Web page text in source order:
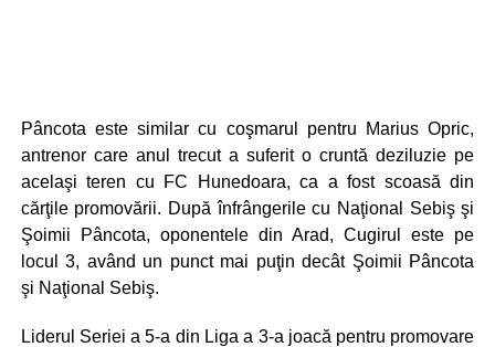
Pâncota este similar cu coşmarul pentru Marius Opric,
antrenor care anul trecut a suferit o cruntă deziluzie pe
acelaşi teren cu FC Hunedoara, ca a fost scoasă din
cărţile promovării. După înfrângerile cu Naţional Sebiş şi
Şoimii Pâncota, oponentele din Arad, Cugirul este pe
locul 3, având un punct mai puţin decât Şoimii Pâncota
şi Naţional Sebiş.
Liderul Seriei a 5-a din Liga a 3-a joacă pentru promovare